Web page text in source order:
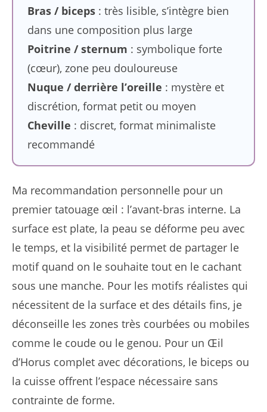
Bras / biceps: très lisible, s’intègre bien
dans une composition plus large
Poitrine / sternum : symbolique forte
(cœur), zone peu douloureuse
Nuque / derrière l’oreille : mystère et
discrétion, format petit ou moyen
Cheville : discret, format minimaliste
recommandé
Ma recommandation personnelle pour un
premier tatouage œil : l’avant-bras interne. La
surface est plate, la peau se déforme peu avec
le temps, et la visibilité permet de partager le
motif quand on le souhaite tout en le cachant
sous une manche. Pour les motifs réalistes qui
nécessitent de la surface et des détails fins, je
déconseille les zones très courbées ou mobiles
comme le coude ou le genou. Pour un Œil
d’Horus complet avec décorations, le biceps ou
la cuisse offrent l’espace nécessaire sans
contrainte de forme.